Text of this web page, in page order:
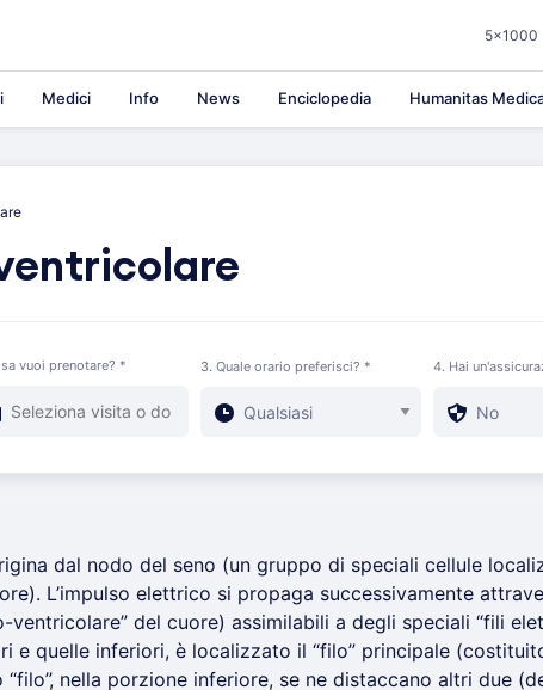
5×1000
Medici Info News Enciclopedia Humanitas
vuoi prenotare? * 3. Quale orario preferisci? * 4. Hai
dal nodo del seno (un gruppo di speciali cellule
L’impulso elettrico si propaga successivamente
ventricolare” del cuore) assimilabili a degli speciali “fili
e quelle inferiori, è localizzato il “filo” principale
nella porzione inferiore, se ne distaccano altri due